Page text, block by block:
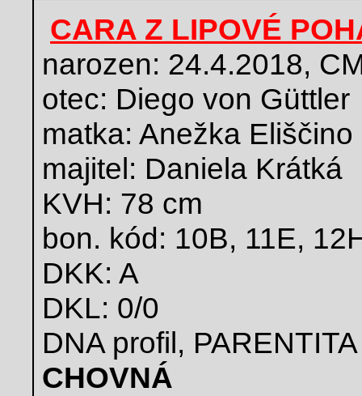
CARA Z LIPOVÉ
narozen: 24.4.2018,
otec: Diego von Güttler
matka: Anežka
majitel: Daniela Krátká
KVH: 78 cm
bon. kód: 10B, 11E,
DKK: A
DKL: 0/0
DNA profil, PARENTITA
CHOVNÁ